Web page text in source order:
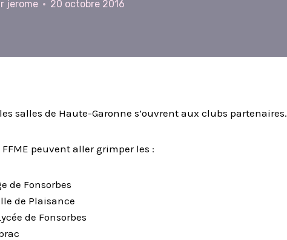
jerome 20 octobre 2016
salles de Haute-Garonne s’ouvrent aux clubs partenaires.
peuvent aller grimper les :
de Fonsorbes
de Plaisance
de Fonsorbes